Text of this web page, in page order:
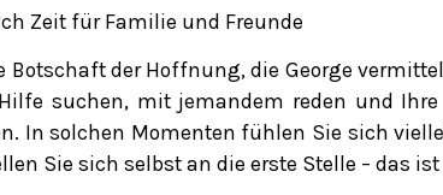
Zeit für Familie und Freunde
Botschaft der Hoffnung, die George
suchen, mit jemandem reden und
In solchen Momenten fühlen Sie sich
Sie sich selbst an die erste Stelle – das